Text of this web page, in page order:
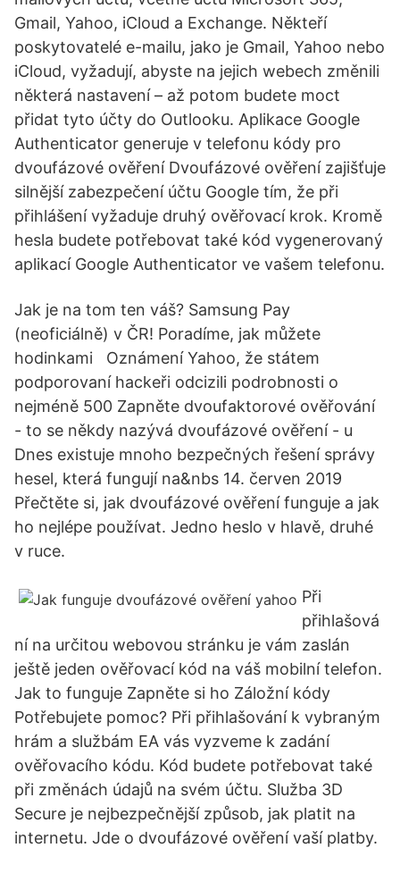
Gmail, Yahoo, iCloud a Exchange. Někteří
poskytovatelé e-mailu, jako je Gmail, Yahoo nebo
iCloud, vyžadují, abyste na jejich webech změnili
některá nastavení – až potom budete moct
přidat tyto účty do Outlooku. Aplikace Google
Authenticator generuje v telefonu kódy pro
dvoufázové ověření Dvoufázové ověření zajišťuje
silnější zabezpečení účtu Google tím, že při
přihlášení vyžaduje druhý ověřovací krok. Kromě
hesla budete potřebovat také kód vygenerovaný
aplikací Google Authenticator ve vašem telefonu.
Jak je na tom ten váš? Samsung Pay
(neoficiálně) v ČR! Poradíme, jak můžete
hodinkami Oznámení Yahoo, že státem
podporovaní hackeři odcizili podrobnosti o
nejméně 500 Zapněte dvoufaktorové ověřování
- to se někdy nazývá dvoufázové ověření - u
Dnes existuje mnoho bezpečných řešení správy
hesel, která fungují na&nbs 14. červen 2019
Přečtěte si, jak dvoufázové ověření funguje a jak
ho nejlépe používat. Jedno heslo v hlavě, druhé
v ruce.
Při
přihlašová
ní na určitou webovou stránku je vám zaslán
ještě jeden ověřovací kód na váš mobilní telefon.
Jak to funguje Zapněte si ho Záložní kódy
Potřebujete pomoc? Při přihlašování k vybraným
hrám a službám EA vás vyzveme k zadání
ověřovacího kódu. Kód budete potřebovat také
při změnách údajů na svém účtu. Služba 3D
Secure je nejbezpečnější způsob, jak platit na
internetu. Jde o dvoufázové ověření vaší platby.